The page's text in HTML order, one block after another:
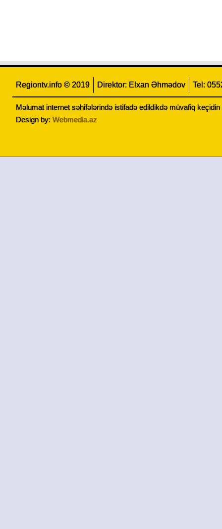
Regiontv.info © 2019 Direktor: Elxan Əhmədov Tel:
Məlumat internet səhifələrində istifadə edildikdə müvafiq keçidin
Design by: Webmedia.az